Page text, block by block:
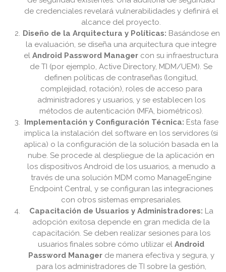
de credenciales revelará vulnerabilidades y definirá el
alcance del proyecto.
Diseño de la Arquitectura y Políticas: Basándose en
la evaluación, se diseña una arquitectura que integre
el Android Password Manager con su infraestructura
de TI (por ejemplo, Active Directory, MDM/UEM). Se
definen políticas de contraseñas (longitud,
complejidad, rotación), roles de acceso para
administradores y usuarios, y se establecen los
métodos de autenticación (MFA, biométricos).
Implementación y Configuración Técnica: Esta fase
implica la instalación del software en los servidores (si
aplica) o la configuración de la solución basada en la
nube. Se procede al despliegue de la aplicación en
los dispositivos Android de los usuarios, a menudo a
través de una solución MDM como ManageEngine
Endpoint Central, y se configuran las integraciones
con otros sistemas empresariales.
Capacitación de Usuarios y Administradores: La
adopción exitosa depende en gran medida de la
capacitación. Se deben realizar sesiones para los
usuarios finales sobre cómo utilizar el Android
Password Managerde manera efectiva y segura, y
para los administradores de TI sobre la gestión,